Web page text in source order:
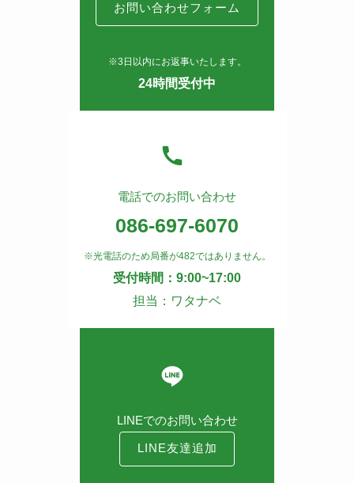
お問い合わせフォーム
※3日以内にお返事いたします。
24時間受付中
電話でのお問い合わせ
086-697-6070
※光電話のため局番が482ではありません。
受付時間：9:00~17:00
担当：ワタナベ
LINEでのお問い合わせ
LINE友達追加